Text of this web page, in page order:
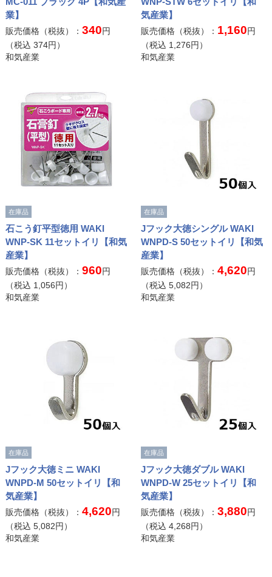
業】
販売価格（税抜）： 340円
（税込 374円）
和気産業
気産業】
販売価格（税抜）： 1,160円
（税込 1,276円）
和気産業
在庫品
石こう釘平型徳用 WAKI
WNP-SK 11セットイリ【和気
産業】
販売価格（税抜）： 960円
（税込 1,056円）
和気産業
在庫品
Jフック大徳シングル WAKI
WNPD-S 50セットイリ【和気
産業】
販売価格（税抜）：4,620円
（税込5,082円）
和気産業
在庫品
Jフック大徳ミニ WAKI
WNPD-M 50セットイリ【和
気産業】
販売価格（税抜）： 4,620円
（税込 5,082円）
和気産業
在庫品
Jフック大徳ダブル WAKI
WNPD-W 25セットイリ【和
気産業】
販売価格（税抜）：3,880円
（税込4,268円）
和気産業